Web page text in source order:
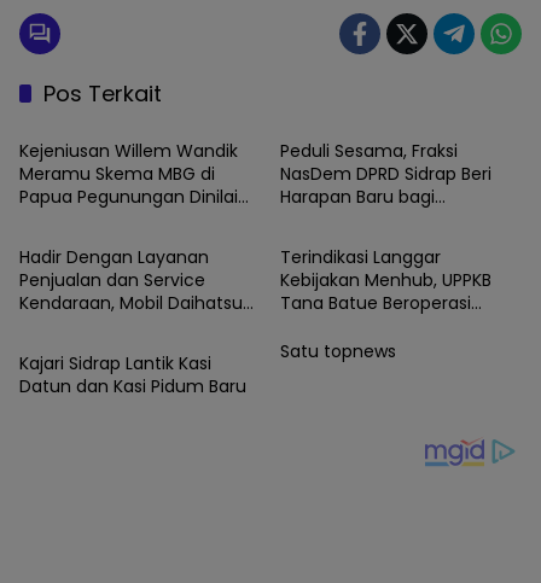
Pos Terkait
News
Kejeniusan Willem Wandik
Meramu Skema MBG di
Papua Pegunungan Dinilai
Peduli Sesama, Fraksi
NasDem DPRD Sidrap Beri
Harapan Baru bagi
Berita
Hadir Dengan Layanan
Penjualan dan Service
Kendaraan, Mobil Daihatsu
News
Terindikasi Langgar
Kebijakan Menhub, UPPKB
Tana Batue Beroperasi
Angkutan Lebaran
News
Kajari Sidrap Lantik Kasi
Datun dan Kasi Pidum Baru
Satu topnews